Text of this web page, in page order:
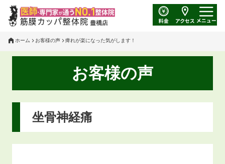
ホーム お客様の声 痺れが楽になった気がします！
お客様の声
坐骨神経痛